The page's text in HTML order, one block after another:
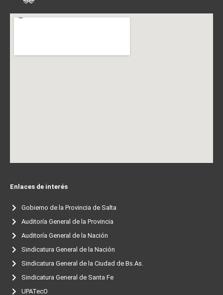
Enlaces de interés
Gobierno de la Provincia de Salta
Auditoría General de la Provincia
Auditoría General de la Nación
Sindicatura General de la Nación
Sindicatura General de la Ciudad de Bs.As.
Sindicatura General de Santa Fe
UPATecO